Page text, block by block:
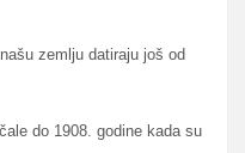
zemlju datiraju još od
do 1908. godine kada su